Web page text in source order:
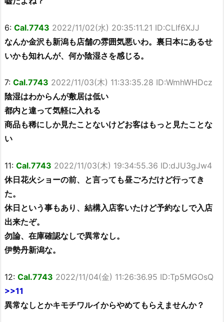
6: Cal.7743 2022/11/02(水) 20:35:11.21 ID:CLIf6XJJ
なんか金沢も新潟も店舗の雰囲気悪いわ。裏日本にあるせ
いかも知れんが、何か陰湿さを感じる。
7: Cal.7743 2022/11/03(木) 11:33:35.28 ID:WmhWHDcz
陰湿はわからんが敷居は低い
都内と違って気軽に入れる
商品も稀にしか見たことないけどお客はもっと見たことな
い
11: Cal.7743 2022/11/03(木) 19:34:55.36 ID:dJU3gJw4
休日花火ショーの前、と言っても昼ごろだけど行ってき
た。
休日という事もあり、結構入店客いたけど予約なしで入店
出来たぞ。
勿論、在庫確認なしで異常なし。
伊勢丹新潟な。
12: Cal.7743 2022/11/04(金) 11:26:36.95 ID:Tp5MGOsQ
>>11
異常なしとかキモチワルイからやめてもらえませんか？